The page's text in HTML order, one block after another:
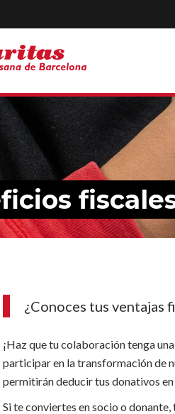
¿Conoces tus ventajas
¡Haz que tu colaboración tenga
participar en la transformación de
permitirán deducir tus donativos
Si te conviertes en socio o